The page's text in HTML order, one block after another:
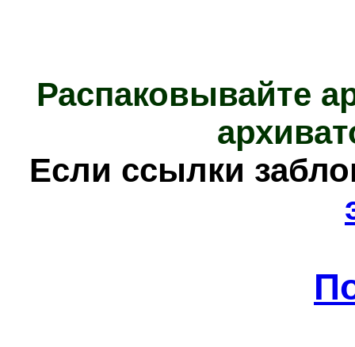
Распаковывайте
Если ссылки